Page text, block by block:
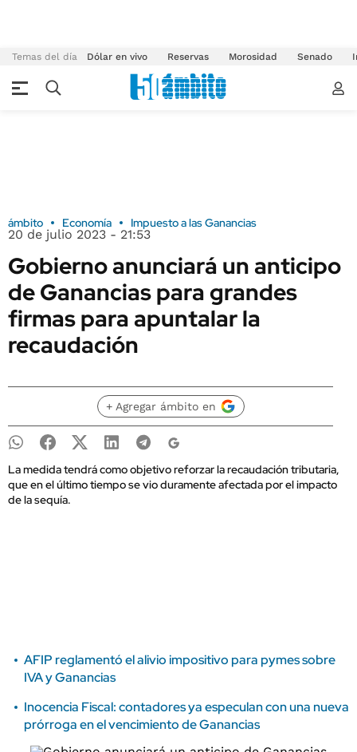
Temas del día Dólar en vivo Reservas Morosidad Senado
ámbito Economía Impuesto a las Ganancias
20 de julio 2023 - 21:53
Gobierno anunciará un anticipo
de Ganancias para grandes
firmas para apuntalar la
recaudación
+ Agregar ámbito en
La medida tendrá como objetivo reforzar la recaudación tributaria,
que en el último tiempo se vio duramente afectada por el impacto
de la sequía.
AFIP reglamentó el alivio impositivo para pymes sobre
IVA y Ganancias
Inocencia Fiscal: contadores ya especulan con una nueva
prórroga en el vencimiento de Ganancias